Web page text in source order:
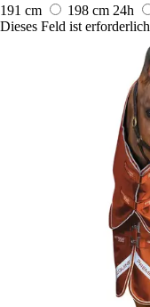
191 cm 198 cm 24h
Dieses Feld ist erforderlich